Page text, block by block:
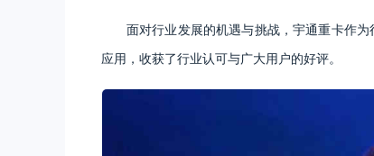
面对行业发展的机遇与挑战，宇通重卡作
应用，收获了行业认可与广大用户的好评。